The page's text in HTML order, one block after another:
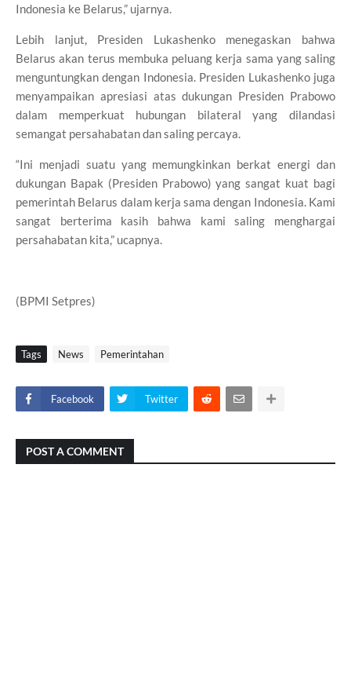
Indonesia ke Belarus,” ujarnya.
Lebih lanjut, Presiden Lukashenko menegaskan bahwa
Belarus akan terus membuka peluang kerja sama yang saling
menguntungkan dengan Indonesia. Presiden Lukashenko juga
menyampaikan apresiasi atas dukungan Presiden Prabowo
dalam memperkuat hubungan bilateral yang dilandasi
semangat persahabatan dan saling percaya.
“Ini menjadi suatu yang memungkinkan berkat energi dan
dukungan Bapak (Presiden Prabowo) yang sangat kuat bagi
pemerintah Belarus dalam kerja sama dengan Indonesia. Kami
sangat berterima kasih bahwa kami saling menghargai
persahabatan kita,” ucapnya.
(BPMI Setpres)
Tags News Pemerintahan
Facebook Twitter
POST A COMMENT